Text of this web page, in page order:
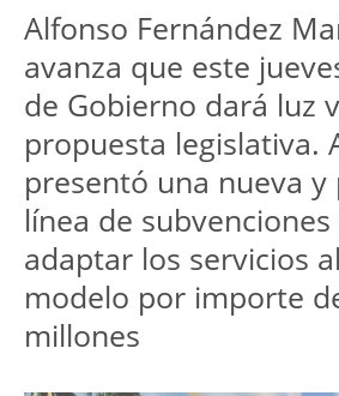
Alfonso Fernández
avanza que este
de Gobierno dará luz
propuesta legislativa.
presentó una nueva
línea de subvenciones
adaptar los servicios
modelo por importe
millones